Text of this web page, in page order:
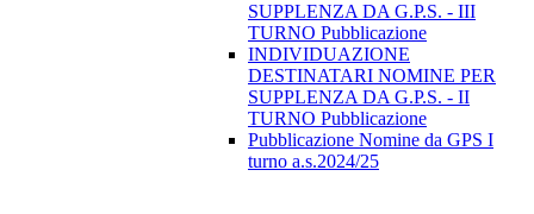
SUPPLENZA DA G.P.S. - III
TURNO Pubblicazione
INDIVIDUAZIONE
DESTINATARI NOMINE PER
SUPPLENZA DA G.P.S. - II
TURNO Pubblicazione
Pubblicazione Nomine da GPS I
turno a.s.2024/25